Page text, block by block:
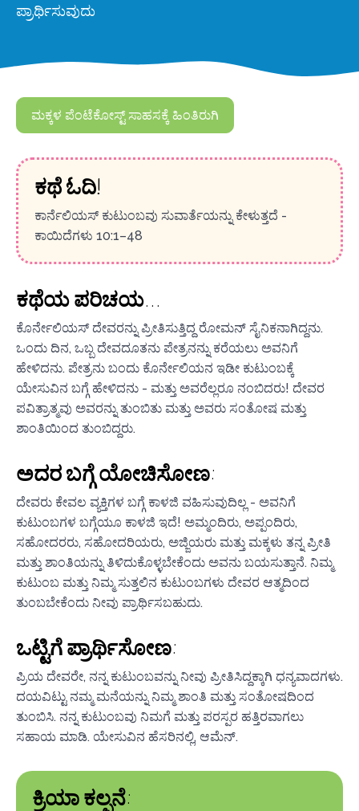
ಪ್ರಾರ್ಥಿಸುವುದು
ಮಕ್ಕಳ ಪೆಂಟೆಕೋಸ್ಟ್ ಸಾಹಸಕ್ಕೆ ಹಿಂತಿರುಗಿ
ಕಥೆ ಓದಿ!
ಕಾರ್ನೆಲಿಯಸ್ ಕುಟುಂಬವು ಸುವಾರ್ತೆಯನ್ನು ಕೇಳುತ್ತದೆ -
ಕಾಯಿದೆಗಳು 10:1–48
ಕಥೆಯ ಪರಿಚಯ...
ಕೊರ್ನೇಲಿಯಸ್ ದೇವರನ್ನು ಪ್ರೀತಿಸುತ್ತಿದ್ದ ರೋಮನ್ ಸೈನಿಕನಾಗಿದ್ದನು.
ಒಂದು ದಿನ, ಒಬ್ಬ ದೇವದೂತನು ಪೇತ್ರನನ್ನು ಕರೆಯಲು ಅವನಿಗೆ
ಹೇಳಿದನು. ಪೇತ್ರನು ಬಂದು ಕೊರ್ನೇಲಿಯನ ಇಡೀ ಕುಟುಂಬಕ್ಕೆ
ಯೇಸುವಿನ ಬಗ್ಗೆ ಹೇಳಿದನು - ಮತ್ತು ಅವರೆಲ್ಲರೂ ನಂಬಿದರು! ದೇವರ
ಪವಿತ್ರಾತ್ಮವು ಅವರನ್ನು ತುಂಬಿತು ಮತ್ತು ಅವರು ಸಂತೋಷ ಮತ್ತು
ಶಾಂತಿಯಿಂದ ತುಂಬಿದ್ದರು.
ಅದರ ಬಗ್ಗೆ ಯೋಚಿಸೋಣ:
ದೇವರು ಕೇವಲ ವ್ಯಕ್ತಿಗಳ ಬಗ್ಗೆ ಕಾಳಜಿ ವಹಿಸುವುದಿಲ್ಲ - ಅವನಿಗೆ
ಕುಟುಂಬಗಳ ಬಗ್ಗೆಯೂ ಕಾಳಜಿ ಇದೆ! ಅಮ್ಮಂದಿರು, ಅಪ್ಪಂದಿರು,
ಸಹೋದರರು, ಸಹೋದರಿಯರು, ಅಜ್ಜಿಯರು ಮತ್ತು ಮಕ್ಕಳು ತನ್ನ ಪ್ರೀತಿ
ಮತ್ತು ಶಾಂತಿಯನ್ನು ತಿಳಿದುಕೊಳ್ಳಬೇಕೆಂದು ಅವನು ಬಯಸುತ್ತಾನೆ. ನಿಮ್ಮ
ಕುಟುಂಬ ಮತ್ತು ನಿಮ್ಮ ಸುತ್ತಲಿನ ಕುಟುಂಬಗಳು ದೇವರ ಆತ್ಮದಿಂದ
ತುಂಬಬೇಕೆಂದು ನೀವು ಪ್ರಾರ್ಥಿಸಬಹುದು.
ಒಟ್ಟಿಗೆ ಪ್ರಾರ್ಥಿಸೋಣ:
ಪ್ರಿಯ ದೇವರೇ, ನನ್ನ ಕುಟುಂಬವನ್ನು ನೀವು ಪ್ರೀತಿಸಿದ್ದಕ್ಕಾಗಿ ಧನ್ಯವಾದಗಳು.
ದಯವಿಟ್ಟು ನಮ್ಮ ಮನೆಯನ್ನು ನಿಮ್ಮ ಶಾಂತಿ ಮತ್ತು ಸಂತೋಷದಿಂದ
ತುಂಬಿಸಿ. ನನ್ನ ಕುಟುಂಬವು ನಿಮಗೆ ಮತ್ತು ಪರಸ್ಪರ ಹತ್ತಿರವಾಗಲು
ಸಹಾಯ ಮಾಡಿ. ಯೇಸುವಿನ ಹೆಸರಿನಲ್ಲಿ, ಆಮೆನ್.
ಕ್ರಿಯಾ ಕಲ್ಪನೆ: